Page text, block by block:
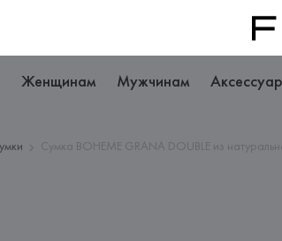
Женщинам Мужчинам
Сумка BOHEME GRANA DOUBLE из